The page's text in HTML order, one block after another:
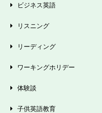
ビジネス英語
リスニング
リーディング
ワーキングホリデー
体験談
子供英語教育